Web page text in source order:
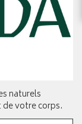
naturels
votre corps.